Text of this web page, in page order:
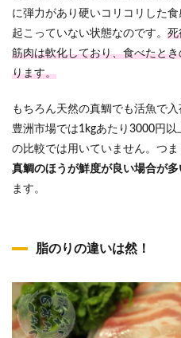
に弾力があり硬いコリコリした
起こっていない状態なのです。 死
筋肉は軟化しており、食べたと
ります。
もちろん天然の真鯛でも活魚で
豊洲市場では1kgあたり3000円
の比較では用いていません。つま
真鯛のほうが鮮度が良い場合が多
ます。
脂のりの違いは然！